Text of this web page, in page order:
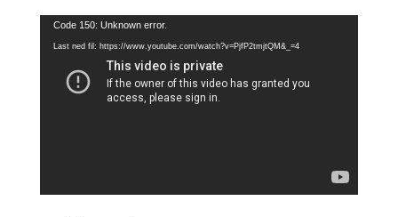
Videoavspiller
Code 150: Unknown error.
Last ned fil: https://www.youtube.com/watch?v=PjfP2tmjtQM&_=4